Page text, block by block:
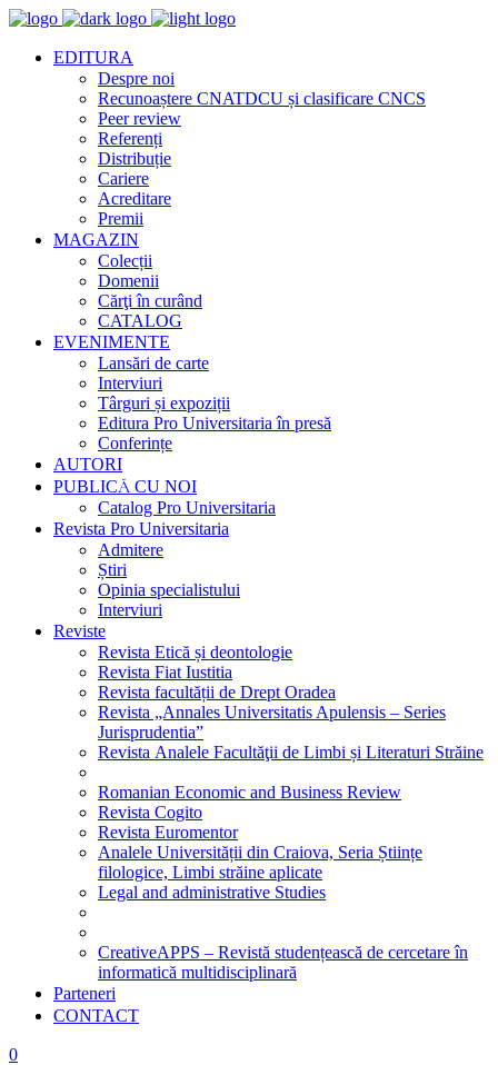
EDITURA
Despre noi
Recunoaștere CNATDCU și clasificare CNCS
Peer review
Referenți
Distribuție
Cariere
Acreditare
Premii
MAGAZIN
Colecții
Domenii
Cărţi în curând
CATALOG
EVENIMENTE
Lansări de carte
Interviuri
Târguri și expoziții
Editura Pro Universitaria în presă
Conferințe
AUTORI
PUBLICĂ CU NOI
Catalog Pro Universitaria
Revista Pro Universitaria
Admitere
Știri
Opinia specialistului
Interviuri
Reviste
Revista Etică și deontologie
Revista Fiat Iustitia
Revista facultății de Drept Oradea
Revista „Annales Universitatis Apulensis – Series
Jurisprudentia”
Revista Analele Facultăţii de Limbi și Literaturi Străine
Romanian Economic and Business Review
Revista Cogito
Revista Euromentor
Analele Universității din Craiova, Seria Științe
filologice, Limbi străine aplicate
Legal and administrative Studies
CreativeAPPS – Revistă studențească de cercetare în
informatică multidisciplinară
Parteneri
CONTACT
0